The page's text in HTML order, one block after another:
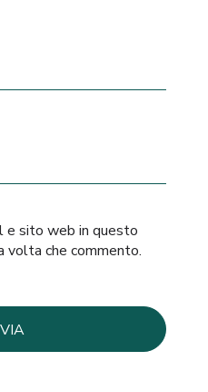
e sito web in questo
volta che commento.